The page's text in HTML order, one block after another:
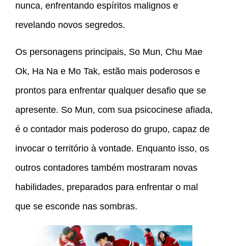
nunca, enfrentando espíritos malignos e
revelando novos segredos.
Os personagens principais, So Mun, Chu Mae
Ok, Ha Na e Mo Tak, estão mais poderosos e
prontos para enfrentar qualquer desafio que se
apresente. So Mun, com sua psicocinese afiada,
é o contador mais poderoso do grupo, capaz de
invocar o território à vontade. Enquanto isso, os
outros contadores também mostraram novas
habilidades, preparados para enfrentar o mal
que se esconde nas sombras.